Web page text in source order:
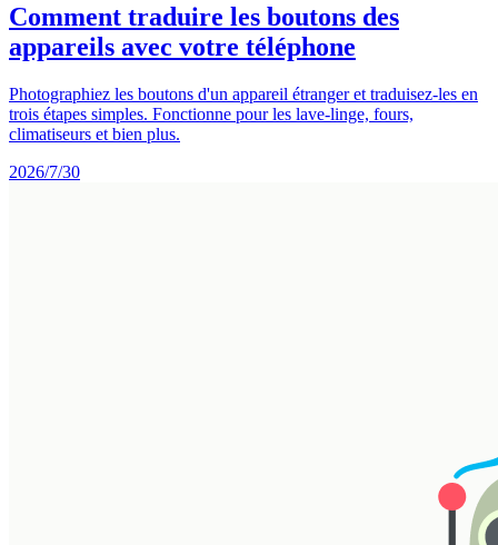
Comment traduire les boutons des
appareils avec votre téléphone
Photographiez les boutons d'un appareil étranger et traduisez-les en
trois étapes simples. Fonctionne pour les lave-linge, fours,
climatiseurs et bien plus.
2026/7/30